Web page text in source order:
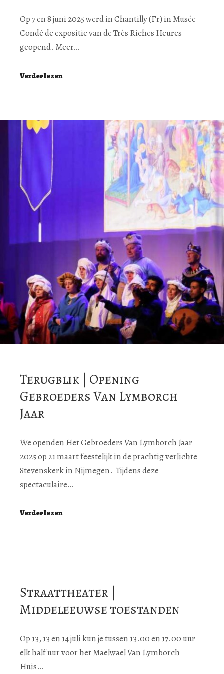
Op 7 en 8 juni 2025 werd in Chantilly (Fr) in Musée
Condé de expositie van de Très Riches Heures
geopend. Meer…
Verder lezen
Terugblik | Opening
Gebroeders Van Lymborch
Jaar
We openden Het Gebroeders Van Lymborch Jaar
2025 op 21 maart feestelijk in de prachtig verlichte
Stevenskerk in Nijmegen. Tijdens deze
spectaculaire…
Verder lezen
Straattheater |
Middeleeuwse toestanden
Op 13, 13 en 14 juli kun je tussen 13.00 en 17.00 uur
elk half uur voor het Maelwael Van Lymborch
Huis…